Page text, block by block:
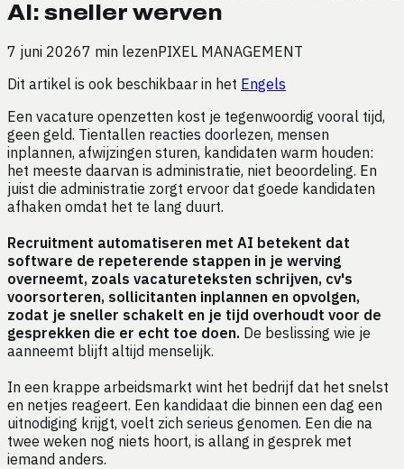
AI: sneller werven
7 juni 20267 min lezenPIXEL MANAGEMENT
Dit artikel is ook beschikbaar in het Engels
Een vacature openzetten kost je tegenwoordig vooral tijd,
geen geld. Tientallen reacties doorlezen, mensen
inplannen, afwijzingen sturen, kandidaten warm houden:
het meeste daarvan is administratie, niet beoordeling. En
juist die administratie zorgt ervoor dat goede kandidaten
afhaken omdat het te lang duurt.
Recruitment automatiseren met AI betekent dat
software de repeterende stappen in je werving
overneemt, zoals vacatureteksten schrijven, cv's
voorsorteren, sollicitanten inplannen en opvolgen,
zodat je sneller schakelt en je tijd overhoudt voor de
gesprekken die er echt toe doen. De beslissing wie je
aanneemt blijft altijd menselijk.
In een krappe arbeidsmarkt wint het bedrijf dat het snelst
en netjes reageert. Een kandidaat die binnen een dag een
uitnodiging krijgt, voelt zich serieus genomen. Een die na
twee weken nog niets hoort, is allang in gesprek met
iemand anders.